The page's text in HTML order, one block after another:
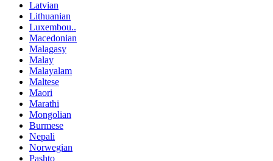
Latvian
Lithuanian
Luxembou..
Macedonian
Malagasy
Malay
Malayalam
Maltese
Maori
Marathi
Mongolian
Burmese
Nepali
Norwegian
Pashto